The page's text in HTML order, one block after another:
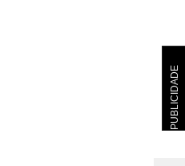
PUBLICIDADE